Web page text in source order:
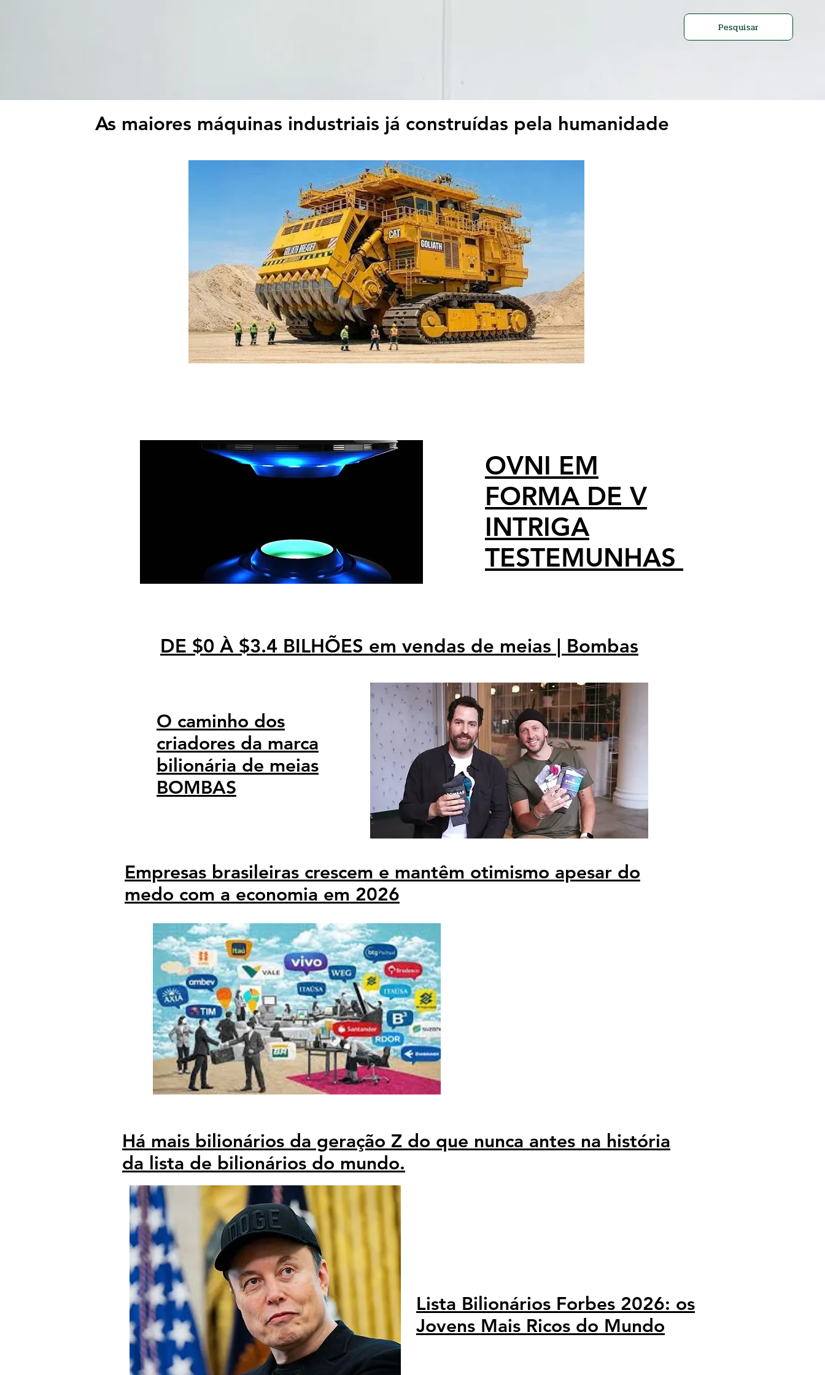
Pesquisar
As maiores máquinas industriais já construídas pela humanidade
OVNI EM
FORMA DE V
INTRIGA
TESTEMUNHAS
DE $0 À $3.4 BILHÕES em vendas de meias | Bombas
O caminho dos
criadores da marca
bilionária de meias
BOMBAS
Empresas brasileiras crescem e mantêm otimismo apesar do
medo com a economia em 2026
Há mais bilionários da geração Z do que nunca antes na história
da lista de bilionários do mundo.
Lista Bilionários Forbes 2026: os
Jovens Mais Ricos do Mundo